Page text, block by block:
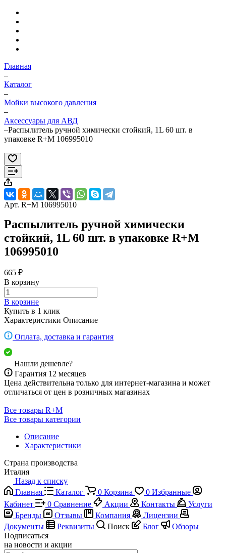
Главная
–
Каталог
–
Мойки высокого давления
–
Аксессуары для АВД
–Распылитель ручной химически стойкий, 1L 60 шт. в
упаковке R+M 106995010
Арт. R+M 106995010
Распылитель ручной химически
стойкий, 1L 60 шт. в упаковке R+M
106995010
665 ₽
В корзину
В корзине
Купить в 1 клик
Характеристики Описание
Оплата, доставка и гарантия
Нашли дешевле?
Гарантия 12 месяцев
Цена действительна только для интернет-магазина и может
отличаться от цен в розничных магазинах
Все товары R+M
Все товары категории
Описание
Характеристики
Страна производства
Италия
Назад к списку
Главная
Каталог 0 Корзина 0 Избранные
Кабинет
0 Сравнение Акции Контакты
Услуги
Бренды
Отзывы Компания
Лицензии
Документы
Реквизиты Поиск Блог
Обзоры
Подписаться
на новости и акции